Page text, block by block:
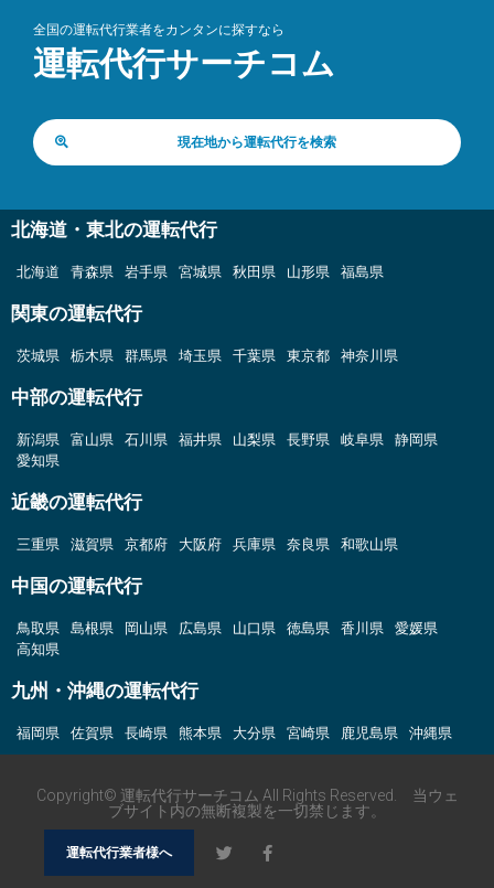
全国の運転代行業者をカンタンに探すなら
運転代行サーチコム
現在地から運転代行を検索
北海道・東北の運転代行
北海道 青森県 岩手県 宮城県 秋田県 山形県 福島県
関東の運転代行
茨城県 栃木県 群馬県 埼玉県 千葉県 東京都 神奈川県
中部の運転代行
新潟県 富山県 石川県 福井県 山梨県 長野県 岐阜県
静岡県
愛知県
近畿の運転代行
三重県 滋賀県 京都府 大阪府 兵庫県 奈良県 和歌山県
中国の運転代行
鳥取県 島根県 岡山県 広島県 山口県 徳島県 香川県
愛媛県
高知県
九州・沖縄の運転代行
福岡県 佐賀県 長崎県 熊本県 大分県 宮崎県 鹿児島県 沖縄県
Copyright© 運転代行サーチコム All Rights Reserved. 当ウェ
ブサイト内の無断複製を一切禁じます。
運転代行業者様へ